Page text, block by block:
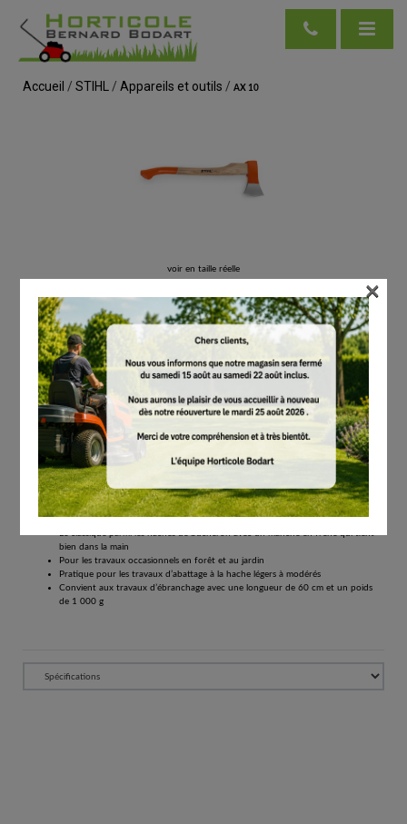
Accueil / STIHL/ Appareils et outils / AX 10
voir en taille réelle
AX 10
# 00008811971
Haches / merlins / outils forestiers
56.00
Tous les prix comprennent la TVA de 21%.
Réserver
Hache pour bûcheron légère, destinée aux travaux occasionnels en forêt et dans le
jardin. Idéale pour les travaux d'ébranchage. Avec manche en frêne. Longueur 60 cm.
Poids 1000 g.
Le classique parmi les haches de bûcheron avec un manche en frêne qui tient
bien dans la main
Pour les travaux occasionnels en forêt et au jardin
Pratique pour les travaux d’abattage à la hache légers à modérés
Convient aux travaux d’ébranchage avec une longueur de 60 cm et un poids
de 1 000 g
×